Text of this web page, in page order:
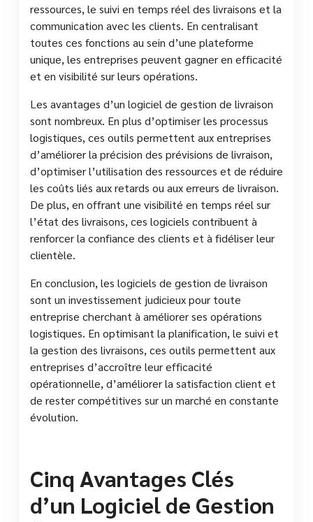
ressources, le suivi en temps réel des livraisons et la
communication avec les clients. En centralisant
toutes ces fonctions au sein d’une plateforme
unique, les entreprises peuvent gagner en efficacité
et en visibilité sur leurs opérations.
Les avantages d’un logiciel de gestion de livraison
sont nombreux. En plus d’optimiser les processus
logistiques, ces outils permettent aux entreprises
d’améliorer la précision des prévisions de livraison,
d’optimiser l’utilisation des ressources et de réduire
les coûts liés aux retards ou aux erreurs de livraison.
De plus, en offrant une visibilité en temps réel sur
l’état des livraisons, ces logiciels contribuent à
renforcer la confiance des clients et à fidéliser leur
clientèle.
En conclusion, les logiciels de gestion de livraison
sont un investissement judicieux pour toute
entreprise cherchant à améliorer ses opérations
logistiques. En optimisant la planification, le suivi et
la gestion des livraisons, ces outils permettent aux
entreprises d’accroître leur efficacité
opérationnelle, d’améliorer la satisfaction client et
de rester compétitives sur un marché en constante
évolution.
Cinq Avantages Clés
d’un Logiciel de Gestion